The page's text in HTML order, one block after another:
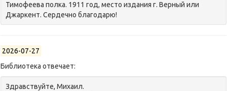
Тимофеева полка. 1911 год, место издания г. Верный или
Джаркент. Сердечно благодарю!
2026-07-27
Библиотека отвечает:
Здравствуйте, Михаил.